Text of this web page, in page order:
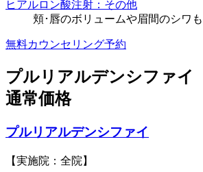
ヒアルロン酸注射：その他
頬･唇のボリュームや眉間のシワ
無料カウンセリング予約
プルリアルデンシファイ
通常価格
プルリアルデンシファイ
【実施院：全院】